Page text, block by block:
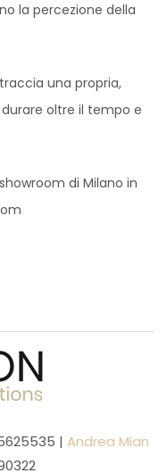
la percezione della
una propria,
oltre il tempo e
di Milano in
| Andrea Mian